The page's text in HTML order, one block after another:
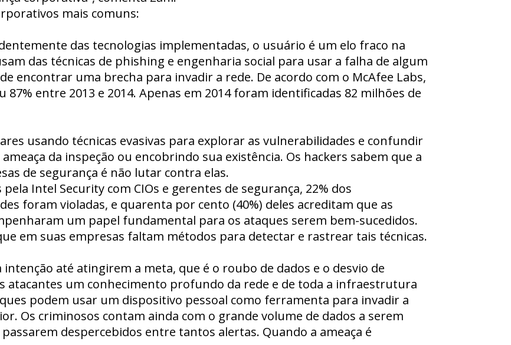
mais comuns:
das tecnologias implementadas, o usuário é um elo fraco na
das técnicas de phishing e engenharia social para usar a falha de algum
encontrar uma brecha para invadir a rede. De acordo com o McAfee Labs,
87% entre 2013 e 2014. Apenas em 2014 foram identificadas 82 milhões de
usando técnicas evasivas para explorar as vulnerabilidades e confundir
da inspeção ou encobrindo sua existência. Os hackers sabem que a
de segurança é não lutar contra elas.
Intel Security com CIOs e gerentes de segurança, 22% dos
foram violadas, e quarenta por cento (40%) deles acreditam que as
um papel fundamental para os ataques serem bem-sucedidos.
em suas empresas faltam métodos para detectar e rastrear tais técnicas.
até atingirem a meta, que é o roubo de dados e o desvio de
atacantes um conhecimento profundo da rede e de toda a infraestrutura
podem usar um dispositivo pessoal como ferramenta para invadir a
Os criminosos contam ainda com o grande volume de dados a serem
despercebidos entre tantos alertas. Quando a ameaça é